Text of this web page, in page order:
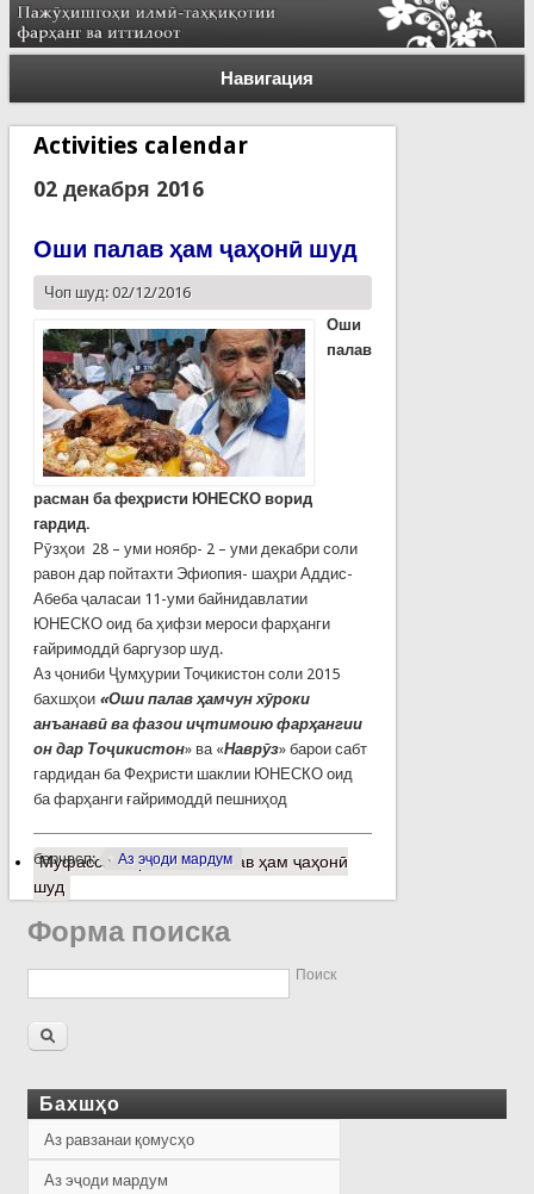
Навигация
Activities calendar
02 декабря 2016
Оши палав ҳам ҷаҳонӣ шуд
Чоп шуд: 02/12/2016
Оши
палав
расман ба феҳристи ЮНЕСКО ворид
гардид.
Рӯзҳои 28 – уми ноябр- 2 – уми декабри соли
равон дар пойтахти Эфиопия- шаҳри Аддис-
Абеба ҷаласаи 11-уми байнидавлатии
ЮНЕСКО оид ба ҳифзи мероси фарҳанги
ғайримоддӣ баргузор шуд.
Аз ҷониби Ҷумҳурии Тоҷикистон соли 2015
бахшҳои «Оши палав ҳамчун хӯроки
анъанавӣ ва фазои иҷтимоию фарҳангии
он дар Тоҷикистон» ва «Наврӯз» барои сабт
гардидан ба Феҳристи шаклии ЮНЕСКО оид
ба фарҳанги ғайримоддӣ пешниҳод
барчасп: Аз эҷоди мардум
Муфассалтаро Оши палав ҳам ҷаҳонӣ
шуд
Форма поиска
Поиск
Бахшҳо
Аз равзанаи қомусҳо
Аз эҷоди мардум